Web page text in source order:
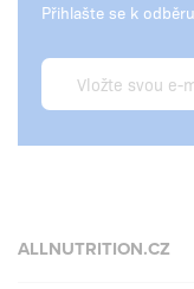
Přihlašte se k
ALLNUTRITION.CZ